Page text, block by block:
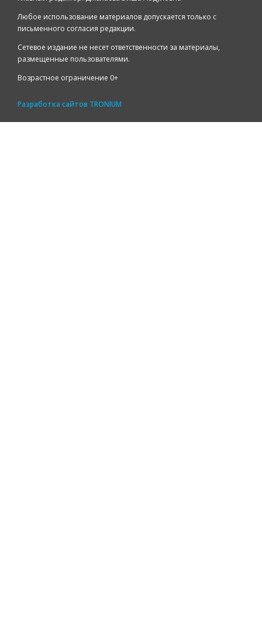
Любое использование материалов допускается только с
письменного согласия редакции.
Сетевое издание не несет ответственности за материалы,
размещенные пользователями.
Возрастное ограничение 0+
Разработка сайтов TRONIUM